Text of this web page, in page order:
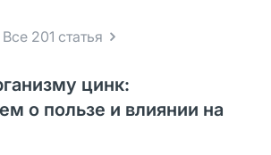
Все 201 статья
цинк:
о пользе и влиянии на